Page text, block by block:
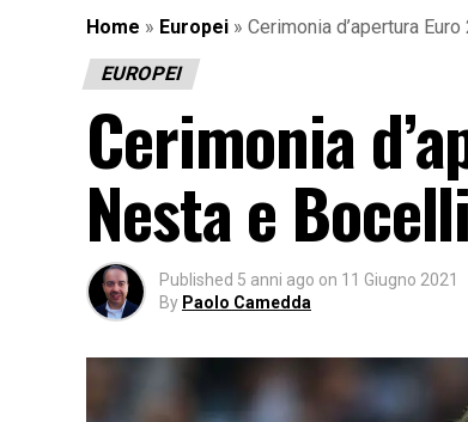
Home » Europei » Cerimonia d’apertura
EUROPEI
Cerimonia
Nesta e
Published 5 anni ago on 11 Giugno 2021
By Paolo Camedda